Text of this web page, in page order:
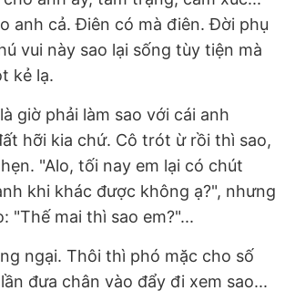
anh cả. Điên có mà điên. Đời phụ
vui này sao lại sống tùy tiện mà
kẻ lạ.
giờ phải làm sao với cái anh
hỡi kia chứ. Cô trót ừ rồi thì sao,
"Alo, tối nay em lại có chút
khi khác được không ạ?", nhưng
"Thế mai thì sao em?"...
ngại. Thôi thì phó mặc cho số
đưa chân vào đẩy đi xem sao...